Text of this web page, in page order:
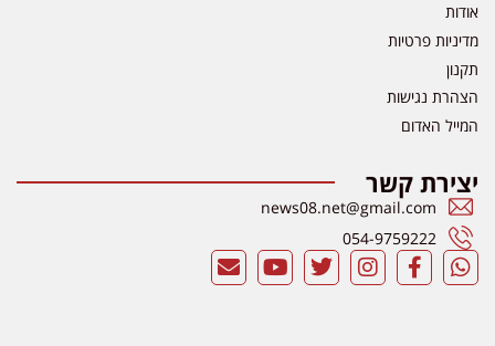
אודות
מדיניות פרטיות
תקנון
הצהרת נגישות
המייל האדום
יצירת קשר
news08.net@gmail.com
054-9759222